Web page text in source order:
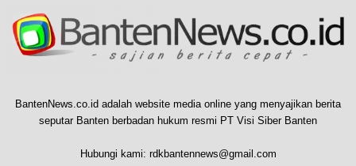
BantenNews.co.id adalah website media online yang menyajikan berita
seputar Banten berbadan hukum resmi PT Visi Siber Banten
Hubungi kami: rdkbantennews@gmail.com